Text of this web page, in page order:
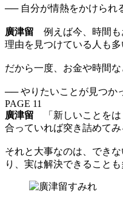
── 自分が情熱をかけられ
廣津留 例えば今、時間も
理由を見つけている人も多
だから一度、お金や時間
── やりたいことが見つか
PAGE 11
廣津留 「新しいことをは
合っていれば突き詰めてみ
それと大事なのは、でき
り、実は解決できることも